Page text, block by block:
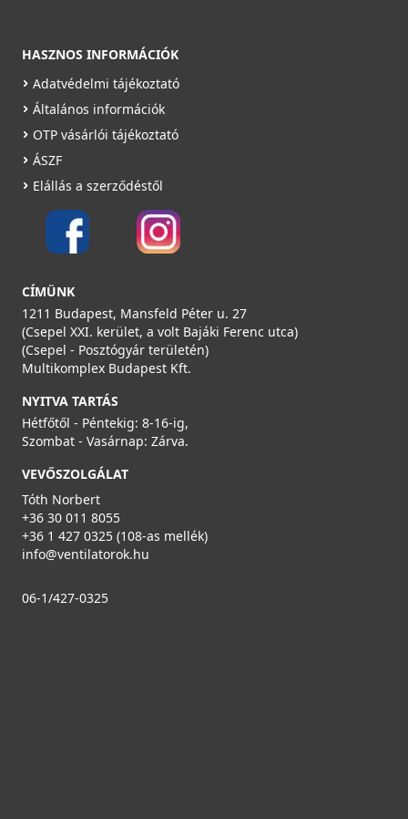
HASZNOS INFORMÁCIÓK
Adatvédelmi tájékoztató
Általános információk
OTP vásárlói tájékoztató
ÁSZF
Elállás a szerződéstől
CÍMÜNK
1211 Budapest, Mansfeld Péter u. 27
(Csepel XXI. kerület, a volt Bajáki Ferenc utca)
(Csepel - Posztógyár területén)
Multikomplex Budapest Kft.
NYITVA TARTÁS
Hétfőtől - Péntekig: 8-16-ig,
Szombat - Vasárnap: Zárva.
VEVŐSZOLGÁLAT
Tóth Norbert
+36 30 011 8055
+36 1 427 0325 (108-as mellék)
info@ventilatorok.hu
06-1/427-0325